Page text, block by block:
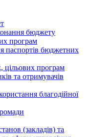
бюджету
програм
паспортів бюджетних
цільових програм
та отримувачів
благодійної
(закладів) та